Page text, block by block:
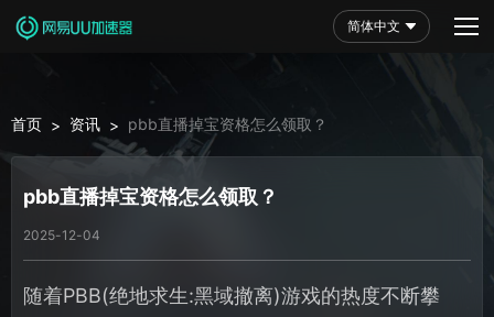
简体中文
首页 > 资讯 > pbb直播掉宝资格怎么领取？
pbb直播掉宝资格怎么领取？
2025-12-04
随着PBB(绝地求生:黑域撤离)游戏的热度不断攀